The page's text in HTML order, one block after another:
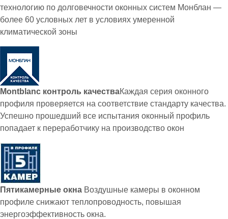
технологию по долговечности оконных систем Mонблан —
более 60 условных лет в условиях умеренной
климатической зоны
Montblаnc контроль качестваКаждая серия оконного
профиля проверяется на соответствие стандарту качества.
Успешно прошедший все испытания оконный профиль
попадает к переработчику на производство окон
Пятикамерные окна Воздушные камеры в оконном
профиле снижают теплопроводность, повышая
энергоэффективность окна.